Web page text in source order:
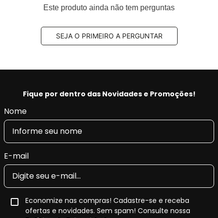
Código EAN/GTIN:4019722492815
Pastilha de Freio Semi-metálica
Apastilha de freio semi-metálicaé amplamente
desempenho de frenagem,resistência ao calore
diário.
Principais características do composto
semi-metálico
condições de uso.
Boa dissipação de calor, contribuindo para
Este produto ainda não tem perguntas
SEJA O PRIMEIRO A PERGUNTAR
Fique por dentro das Novidades e Promoções!
Nome
E-mail
Economize nas compras! Cadastre-se e receba
ofertas e novidades. Sem spam! Consulte nossa